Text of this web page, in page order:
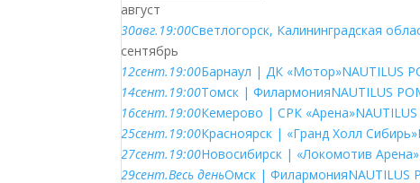
август
30авг. 19:00Светлогорск, Калининградская
сентябрь
12сент. 19:00Барнаул | ДК «Мотор»NAUTILUS
14сент. 19:00Томск | ФилармонияNAUTILUS
16сент. 19:00Кемерово | СРК «Арена»
25сент. 19:00Красноярск | «Гранд Холл Сибирь»
27сент. 19:00Новосибирск | «Локомотив Арена»
29сент.Весь деньОмск | ФилармонияNAUTILUS